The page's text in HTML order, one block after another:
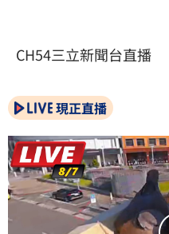
CH54三立新聞台直播
現正直播